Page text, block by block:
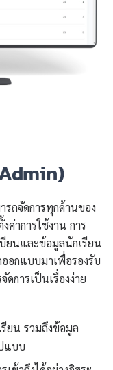
รถจัดการทุกด้านของ
ค่าการใช้งาน การ
ยนและข้อมูลนักเรียน
อกแบบมาเพื่อรองรับ
ดการเป็นเรื่องง่าย
ยน รวมถึงข้อมูล
แบบ